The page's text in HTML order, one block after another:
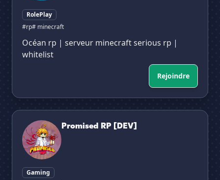
RolePlay
#rp# minecraft
Océan rp | serveur minecraft serious rp |
whitelist
Rejoindre
Promised RP [DEV]
Promised RP [DEV]
Gaming